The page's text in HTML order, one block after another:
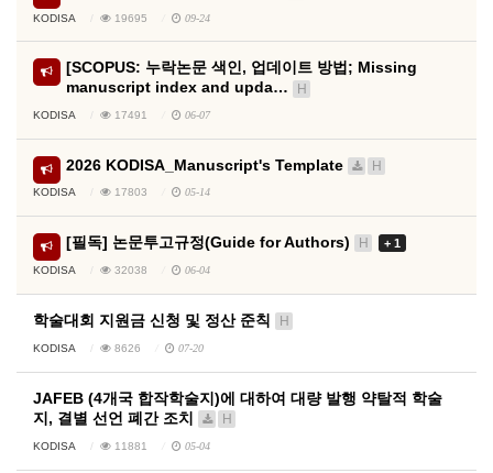
KODISA 19695 09-24
[SCOPUS: 누락논문 색인, 업데이트 방법; Missing
manuscript index and upda…
H
KODISA 17491 06-07
2026 KODISA_Manuscript's Template H
KODISA 17803 05-14
[필독] 논문투고규정(Guide for Authors) H + 1
KODISA 32038 06-04
학술대회 지원금 신청 및 정산 준칙 H
KODISA 8626 07-20
JAFEB (4개국 합작학술지)에 대하여 대량 발행 약탈적 학술
지, 결별 선언 폐간 조치
H
KODISA 11881 05-04